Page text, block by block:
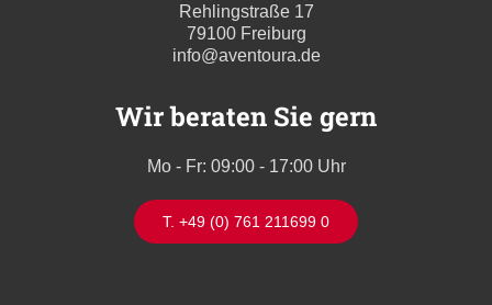
Rehlingstraße 17
79100 Freiburg
info@aventoura.de
Wir beraten Sie gern
Mo - Fr: 09:00 - 17:00 Uhr
T. +49 (0) 761 211699 0